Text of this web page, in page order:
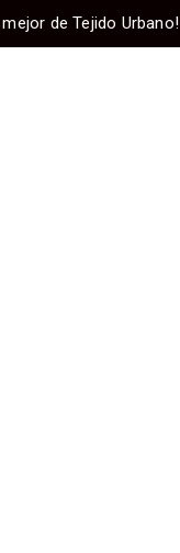
de Tejido Urbano!